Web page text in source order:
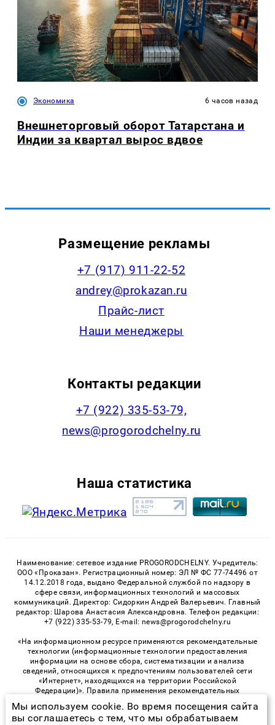
Экономика 6 часов назад
Внешнеторговый оборот Татарстана и
Индии за квартал вырос вдвое
Размещение рекламы
+7 (917) 911-22-52
andrey@prokazan.ru
Прайс-лист
Наши менеджеры
Контакты редакции
+7 (922) 335-53-79,
news@progorodchelny.ru
Наша статистика
Наименование: сетевое издание PROGORODCHELNY. Учредитель:
ООО «Проказан». Регистрационный номер: ЭЛ № ФС 77-74496 от
14.12.2018 года, выдано Федеральной службой по надзору в
сфере связи, информационных технологий и массовых
коммуникаций. Директор: Сидоркин Андрей Валерьевич. Главный
редактор: Шарова Анастасия Александровна. Телефон редакции:
+7 (922) 335-53-79, E-mail: news@progorodchelny.ru
«На информационном ресурсе применяются рекомендательные
технологии (информационные технологии предоставления
информации на основе сбора, систематизации и анализа
сведений, относящихся к предпочтениям пользователей сети
«Интернет», находящихся на территории Российской
Федерации)». Правила применения рекомендательных
технологий в виджетах рекламно-обменной сети
«СМИ2» (PDF)
«Sparrow» (PDF)
Мы используем cookie. Во время посещения сайта
вы соглашаетесь с тем, что мы обрабатываем